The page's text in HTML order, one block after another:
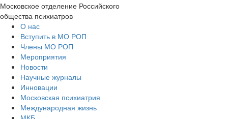
Московское отделение Российского
общества психиатров
О нас
Вступить в МО РОП
Члены МО РОП
Мероприятия
Новости
Научные журналы
Инновации
Московская психиатрия
Международная жизнь